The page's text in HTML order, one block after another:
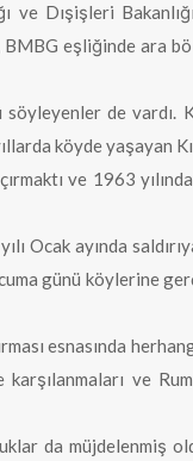
ve Dışişleri
BMBG eşliğinde ara
de vardı.
köyde yaşayan
ve 1963
Ocak ayında
günü köylerine
esnasında
ve
da müjdelenmiş